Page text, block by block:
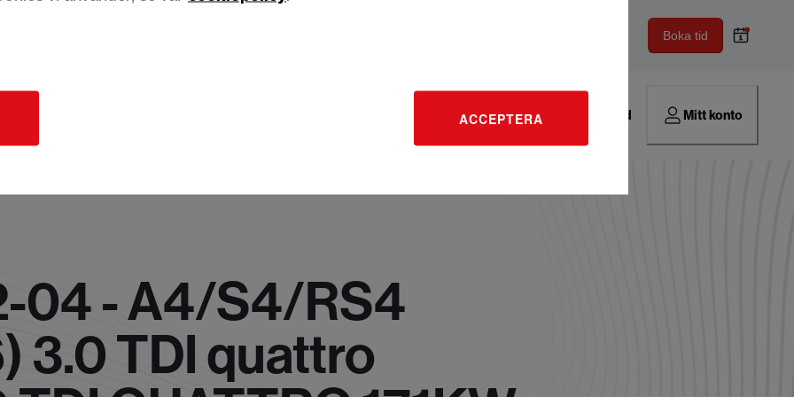
ACCEPTERA
Boka tid
Hitta verkstad Mitt konto
04 - A4/S4/RS4
3.0 TDI quattro